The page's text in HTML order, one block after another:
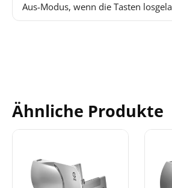
Aus-Modus, wenn die Tasten
Ähnliche Produkte